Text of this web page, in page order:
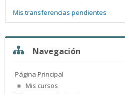
Mis transferencias pendientes
Navegación
Página Principal
Mis cursos